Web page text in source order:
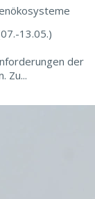
13.05.)
der
Zu...